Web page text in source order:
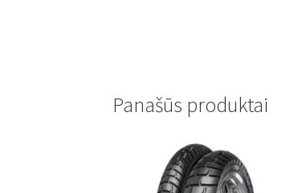
Panašūs produktai